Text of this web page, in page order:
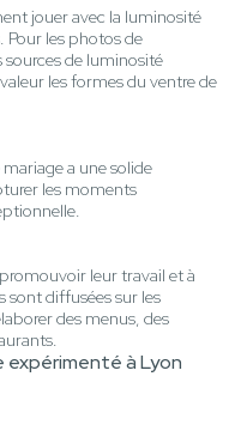
jouer avec la luminosité
Pour les photos de
sources de luminosité
les formes du ventre de
a une solide
les moments
leur travail et à
sont diffusées sur les
des menus, des
à Lyon